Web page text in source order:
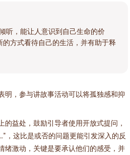
听，能让人意识到自己生命的价
方式看待自己的生活，并有助于释
明，参与讲故事活动可以将孤独感和抑
的益处，鼓励引导者使用开放式提问，
，这比是或否的问题更能引发深入的反
绪激动，关键是要承认他们的感受，并